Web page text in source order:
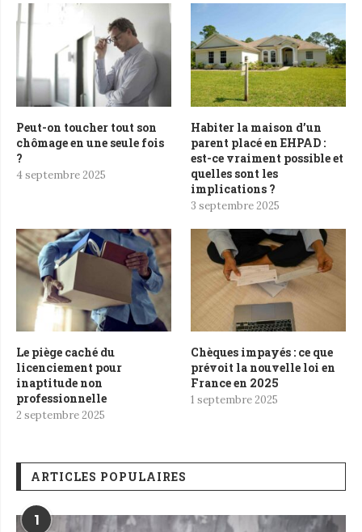
Peut-on toucher tout son
chômage en une seule fois
?
4 septembre 2025
Habiter la maison d’un
parent placé en EHPAD :
est-ce vraiment possible et
quelles sont les
implications ?
3 septembre 2025
Le piège caché du
licenciement pour
inaptitude non
professionnelle
2 septembre 2025
Chèques impayés : ce que
prévoit la nouvelle loi en
France en 2025
1 septembre 2025
ARTICLES POPULAIRES
1